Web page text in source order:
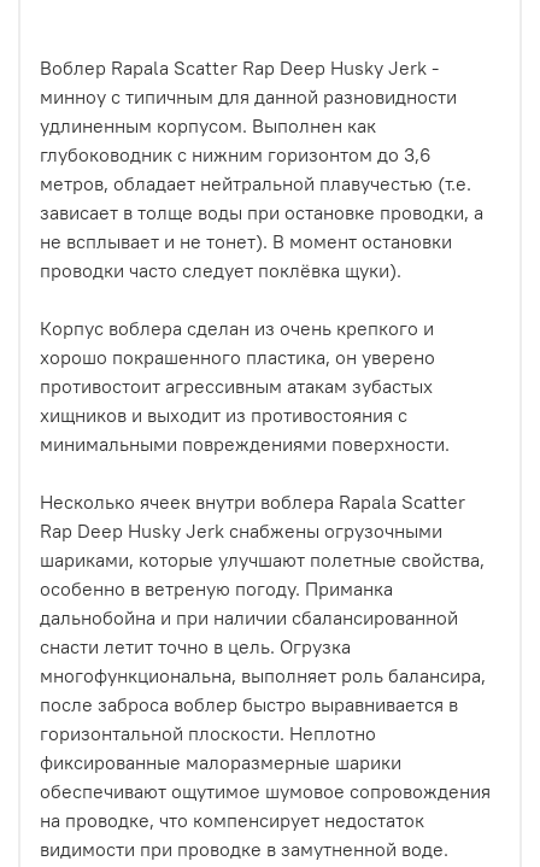
Воблер Rapala Scatter Rap Deep Husky Jerk -
минноу с типичным для данной разновидности
удлиненным корпусом. Выполнен как
глубоководник с нижним горизонтом до 3,6
метров, обладает нейтральной плавучестью (т.е.
зависает в толще воды при остановке проводки, а
не всплывает и не тонет). В момент остановки
проводки часто следует поклёвка щуки).
Корпус воблера сделан из очень крепкого и
хорошо покрашенного пластика, он уверено
противостоит агрессивным атакам зубастых
хищников и выходит из противостояния с
минимальными повреждениями поверхности.
Несколько ячеек внутри воблера Rapala Scatter
Rap Deep Husky Jerk снабжены огрузочными
шариками, которые улучшают полетные свойства,
особенно в ветреную погоду. Приманка
дальнобойна и при наличии сбалансированной
снасти летит точно в цель. Огрузка
многофункциональна, выполняет роль балансира,
после заброса воблер быстро выравнивается в
горизонтальной плоскости. Неплотно
фиксированные малоразмерные шарики
обеспечивают ощутимое шумовое сопровождения
на проводке, что компенсирует недостаток
видимости при проводке в замутненной воде.